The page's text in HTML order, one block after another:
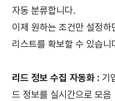
자동 분류합니다.
이제 원하는 조건만 설정
리스트를 확보할 수 있습니
리드 정보 수집 자동화 : 기
드 정보를 실시간으로 모음